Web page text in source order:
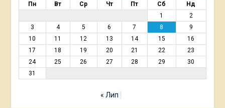
Пн Вт Ср Чт Пт Сб
Нд
1
2
3
4 5 6 7 8
9
10
11 12 13 14 15
16
17
18 19 20 21 22
23
24
25 26 27 28 29
30
31
« Лип